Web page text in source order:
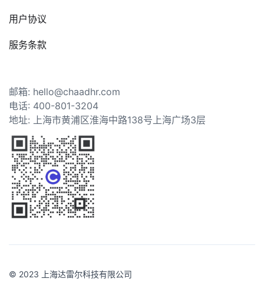
用户协议
服务条款
邮箱: hello@chaadhr.com
电话: 400-801-3204
地址: 上海市黄浦区淮海中路138号上海广场3层
© 2023 上海达雷尔科技有限公司